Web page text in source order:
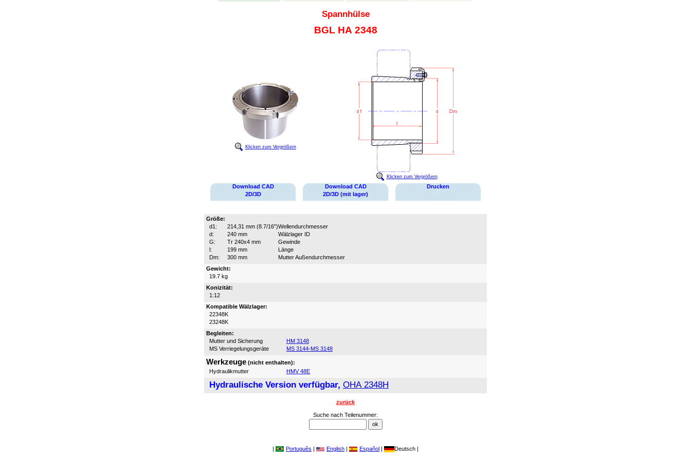
Spannhülse
BGL HA 2348
Klicken zum Vergrößern
Klicken zum Vergrößern
Download CAD
2D/3D
Download CAD
2D/3D (mit lager)
Drucken
Größe:
d1:
214,31 mm (8.7/16")Wellendurchmesser
d:
240 mm
Wälzlager ID
G:
Tr 240x4 mm
Gewinde
l:
199 mm
Länge
Dm:
300 mm
Mutter Außendurchmesser
Gewicht:
19.7 kg
Konizität:
1:12
Kompatible Wälzlager:
22348K
23248K
Begleiten:
Mutter und Sicherung
HM 3148
MS Verriegelungsgeräte
MS 3144-MS 3148
Werkzeuge (nicht enthalten):
Hydraulikmutter
HMV 48E
Hydraulische Version verfügbar, OHA 2348H
zurück
Suche nach Teilenummer:
| Português | English | Español | Deutsch |